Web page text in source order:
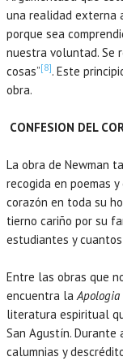
una realidad externa
porque sea
nuestra voluntad. Se
cosas”[8]. Este
obra.
CONFESION DEL
La obra de Newman
recogida en poemas
corazón en toda su
tierno cariño por su
estudiantes y
Entre las obras que
encuentra laApologia
literatura espiritual
San Agustín. Durante
calumnias y